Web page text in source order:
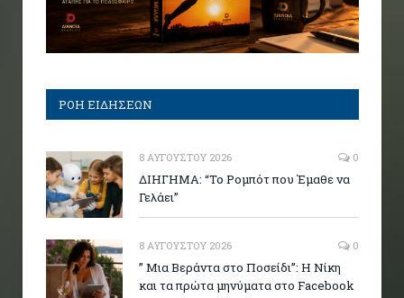
ΡΟΗ ΕΙΔΗΣΕΩΝ
8 ΑΥΓΟΎΣΤΟΥ 2026 0
ΔΙΗΓΗΜΑ: “Το Ρομπότ που Έμαθε να
Γελάει”
8 ΑΥΓΟΎΣΤΟΥ 2026 0
” Μια Βεράντα στο Ποσείδι”: Η Νίκη
και τα πρώτα μηνύματα στο Facebook